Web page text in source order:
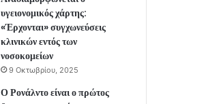
υγειονομικός χάρτης:
«Έρχονται» συγχωνεύσεις
κλινικών εντός των
νοσοκομείων
9 Οκτωβρίου, 2025
Ο Ρονάλντο είναι ο πρώτος